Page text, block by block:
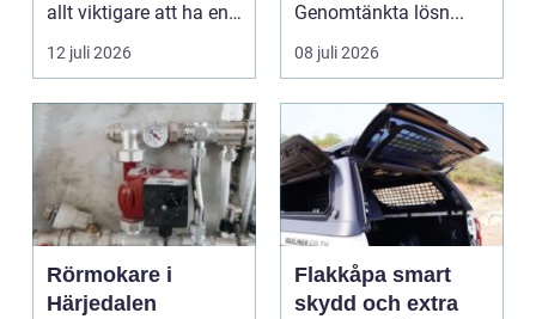
allt viktigare att ha en
redovisningsbyrå...
12 juli 2026
Genomtänkta lösn...
08 juli 2026
Rörmokare i
Härjedalen
Flakkåpa smart
skydd och extra